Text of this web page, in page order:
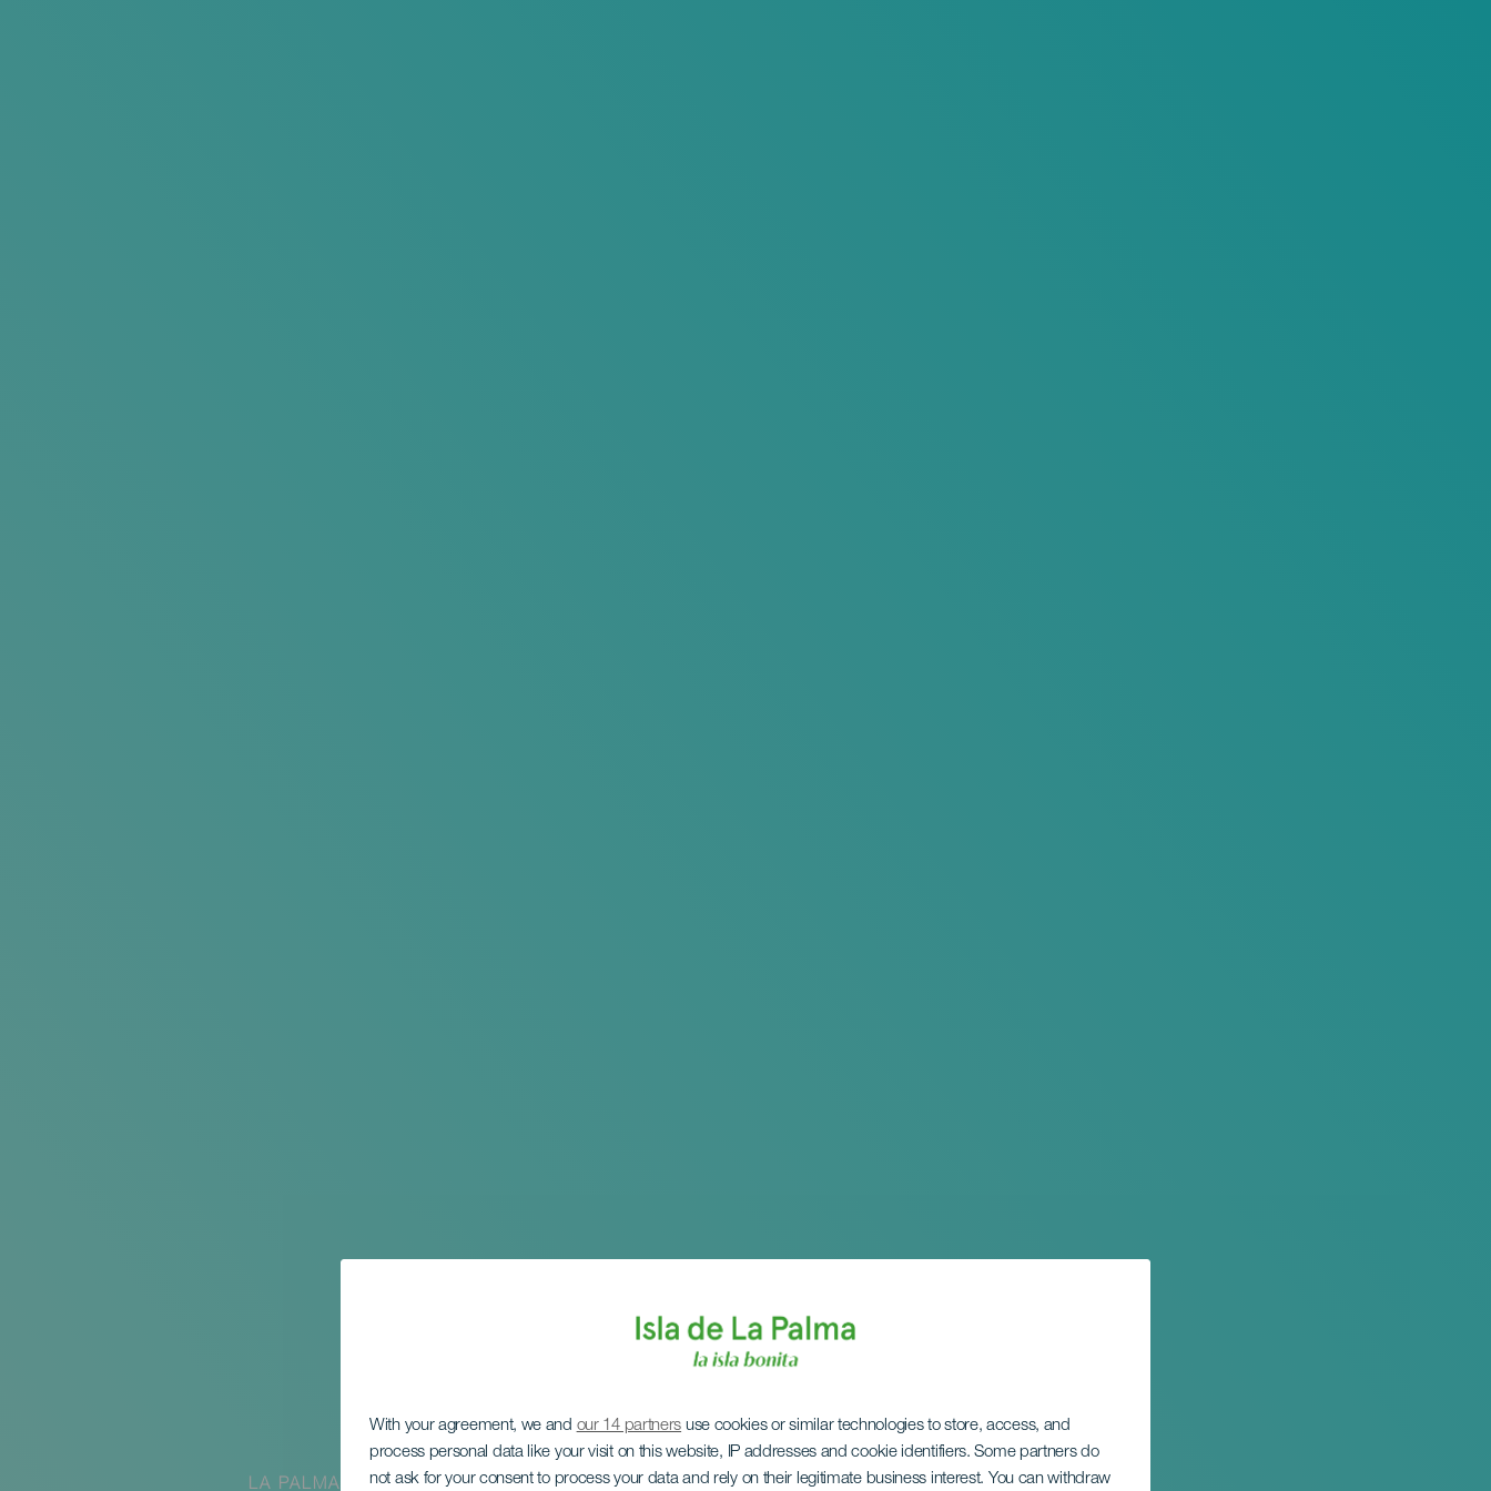
With your agreement, we and our 14 partners use cookies or similar technologies to store, access, and
process personal data like your visit on this website, IP addresses and cookie identifiers. Some partners do
not ask for your consent to process your data and rely on their legitimate business interest. You can withdraw
LA PALMA